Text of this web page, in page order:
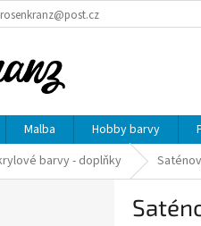
Malba Hobby barvy
barvy - doplňky